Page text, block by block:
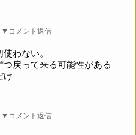
▼コメント返信
わない。
戻って来る可能性がある
け
▼コメント返信